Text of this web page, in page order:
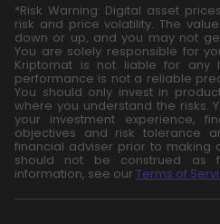
*Risk Warning: Digital asset
risk and price volatility. The
down or up, and you may not
You are solely responsible for
Kriptomat is not liable for any
performance is not a reliable
You should only invest in
where you understand the risks.
your investment experience,
objectives and risk tolerance
financial adviser prior to making
should not be construed as
information, see our Terms of